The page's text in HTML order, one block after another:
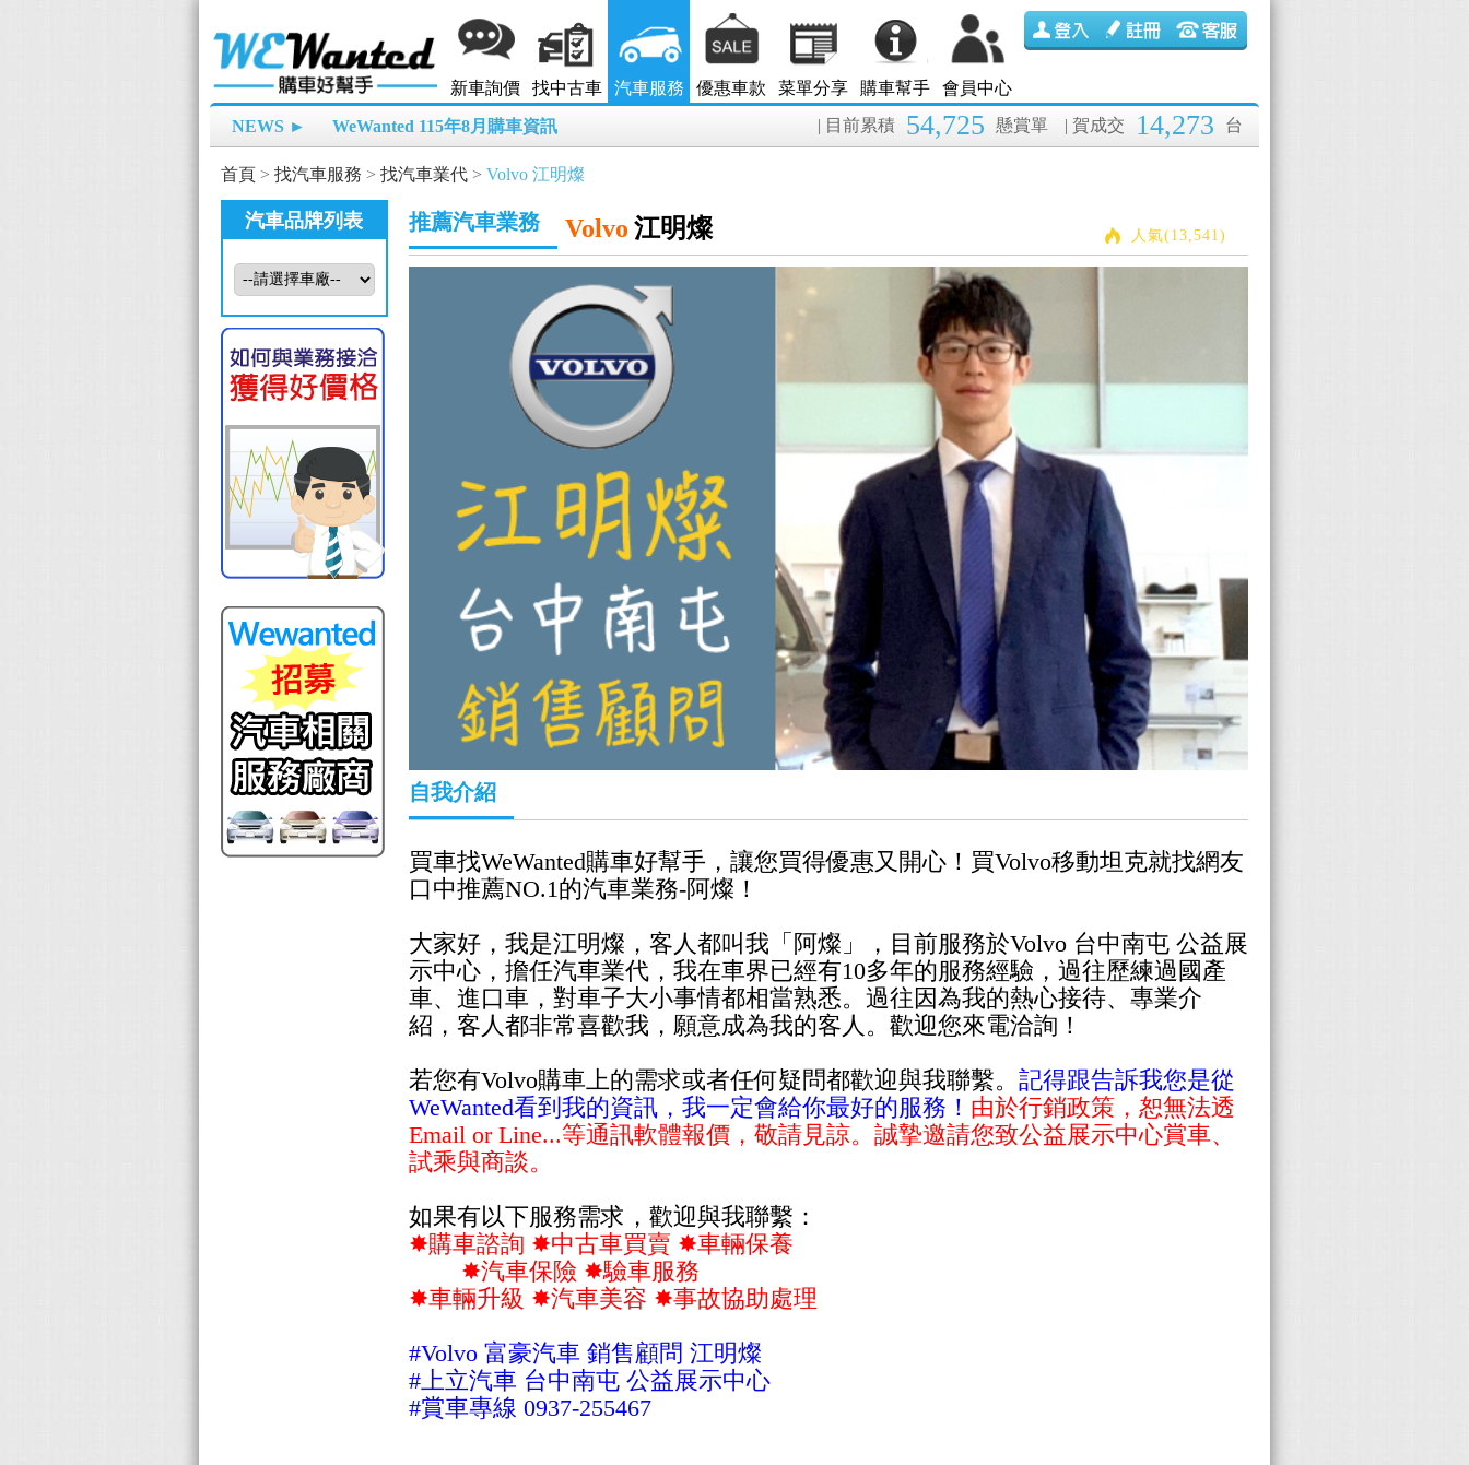
新車詢價 找中古車 汽車服務 優惠車款 菜單分享 購車幫手 會員中心
NEWS ► WeWanted 115年8月購車資訊 | 賀成交 14,273 台
| 目前累積 54,725 懸賞單
首頁 > 找汽車服務 > 找汽車業代 > Volvo 江明燦
汽車品牌列表 推薦汽車業務 Volvo 江明燦 人氣(13,541)
自我介紹
買車找WeWanted購車好幫手，讓您買得優惠又開心！買Volvo移動坦克就找網友
口中推薦NO.1的汽車業務-阿燦！
大家好，我是江明燦 ，客人都叫我「阿燦」，目前服務於Volvo 台中南屯 公益展
示中心，擔任汽車業代 ，我在車界已經有10多年的服務經驗，過往歷練過國產
車、進口車，對車子大小事情都相當熟悉。過往因為我的熱心接待、專業介
紹，客人都非常喜歡我，願意成為我的客人。歡迎您來電洽詢！
若您有Volvo購車上的需求或者任何疑問都歡迎與我聯繫。記得跟告訴我您是從
WeWanted看到我的資訊，我一定會給你最好的服務！ 由於行銷政策，恕無法透
Email or Line...等通訊軟體報價，敬請見諒。誠摯邀請您致公益展示中心賞車、
試乘與商談。
如果有以下服務需求，歡迎與我聯繫：
✸購車諮詢 ✸中古車買賣 ✸車輛保養
✸汽車保險 ✸驗車服務
✸車輛升級 ✸汽車美容 ✸事故協助處理
#Volvo 富豪汽車 銷售顧問江明燦
#上立汽車 台中南屯 公益展示中心
#賞車專線 0937-255467